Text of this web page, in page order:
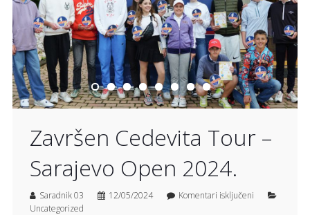
Završen Cedevita Tour –
Sarajevo Open 2024.
Saradnik 03 12/05/2024
Komentari isključeni
Uncategorized